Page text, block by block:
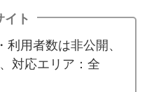
ト
利用者数は非公開、
対応エリア：全